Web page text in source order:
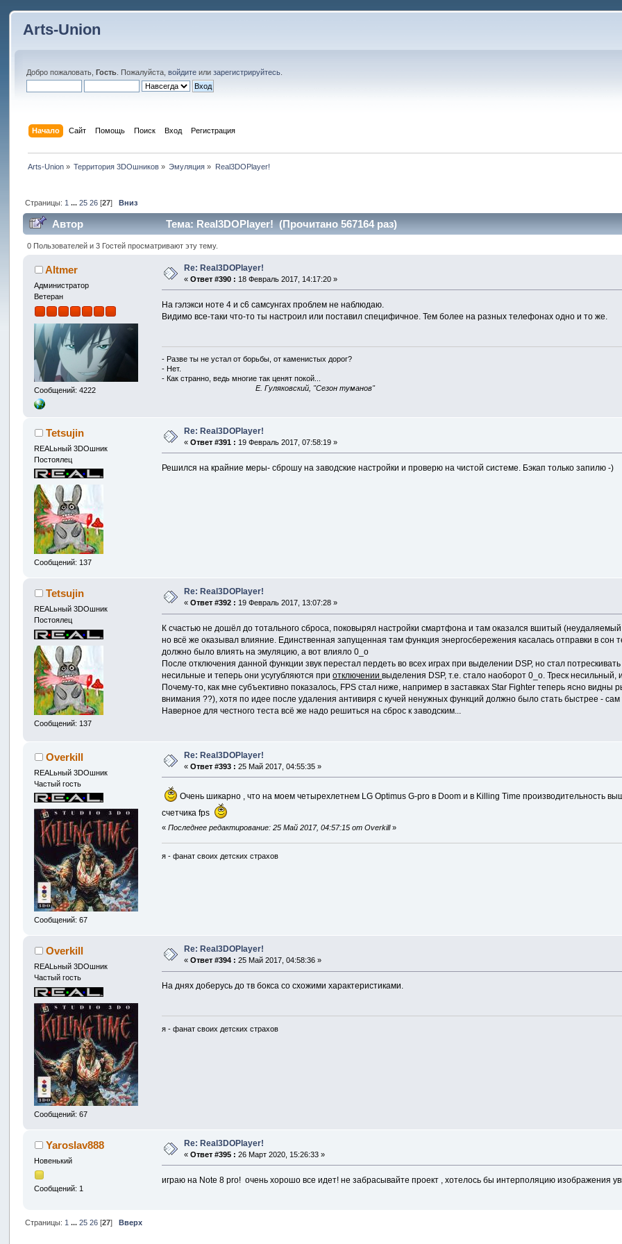
Arts-Union
Добро пожаловать,Гость . Пожалуйста,войдите илизарегистрируйтесь
Начало Сайт Помощь Поиск Вход Регистрация
Arts-Union» Территория 3DOшников » Эмуляция » Real3DOPlayer!
Страницы: 1 ... 25 26[27] Вниз
Автор Тема: Real3DOPlayer! (Прочитано 567164 раз)
0 Пользователей и 3 Гостей просматривают эту тему.
Altmer
Администратор
Ветеран
Сообщений: 4222
Re: Real3DOPlayer!
«Ответ #390 : 18 Февраль 2017, 14:17:20 »
На гэлэкси ноте 4 и с6 самсунгах проблем не наблюдаю.
Видимо все-таки что-то ты настроил или поставил специфичное. Тем более на разных телефонах одно и то же.
- Разве ты не устал от борьбы, от каменистых дорог?
- Нет.
- Как странно, ведь многие так ценят покой...
E. Гуляковский, "Сезон туманов"
Tetsujin
REALьный 3DOшник
Постоялец
Сообщений: 137
Re: Real3DOPlayer!
«Ответ #391 : 19 Февраль 2017, 07:58:19 »
Решился на крайние меры- сброшу на заводские настройки и проверю на чистой системе. Бэкап только запилю -)
Tetsujin
REALьный 3DOшник
Постоялец
Сообщений: 137
Re: Real3DOPlayer!
«Ответ #392 : 19 Февраль 2017, 13:07:28 »
К счастью не дошёл до тотального сброса, поковырял настройки смартфона и там оказался вшитый
но всё же оказывал влияние. Единственная запущенная там функция энергосбережения касалась отправки в
должно было влиять на эмуляцию, а вот влияло 0_о
После отключения данной функции звук перестал пердеть во всех играх при выделении DSP, но стал
несильные и теперь они усугубляются приотключениивыделения DSP, т.е. стало наоборот 0_о. Треск
Почему-то, как мне субъективно показалось, FPS стал ниже, например в заставках Star Fighter теперь ясно
внимания ??), хотя по идее после удаления антивиря с кучей ненужных функций должно было стать быстрее -
Наверное для честного теста всё же надо решиться на сброс к заводским...
Overkill
REALьный 3DOшник
Частый гость
Сообщений: 67
Re: Real3DOPlayer!
«Ответ #393 : 25 Май 2017, 04:55:35 »
Очень шикарно , что на моем четырехлетнем LG Optimus G-pro в Doom и в Killing Time производительность
счетчика fps
«Последнее редактирование: 25 Май 2017, 04:57:15 от Overkill»
я - фанат своих детских страхов
Overkill
REALьный 3DOшник
Частый гость
Сообщений: 67
Re: Real3DOPlayer!
«Ответ #394 : 25 Май 2017, 04:58:36 »
На днях доберусь до тв бокса со схожими характеристиками.
я - фанат своих детских страхов
Yaroslav888
Новенький
Сообщений: 1
Re: Real3DOPlayer!
«Ответ #395 : 26 Март 2020, 15:26:33 »
играю на Note 8 pro! очень хорошо все идет! не забрасывайте проект , хотелось бы интерполяцию изображения
Страницы: 1 ... 25 26[27] Вверх